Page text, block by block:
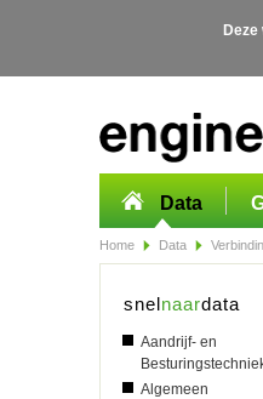
Data
Home Data
snelnaardata
Aandrijf- en
Algemeen